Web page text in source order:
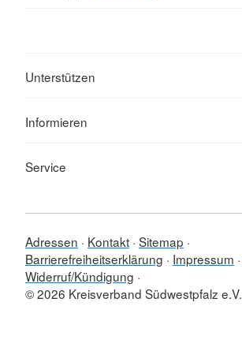
Unterstützen
Informieren
Service
Adressen Kontakt Sitemap
Barrierefreiheitserklärung
Impressum
Widerruf/Kündigung
© 2026 Kreisverband Südwestpfalz e.V.